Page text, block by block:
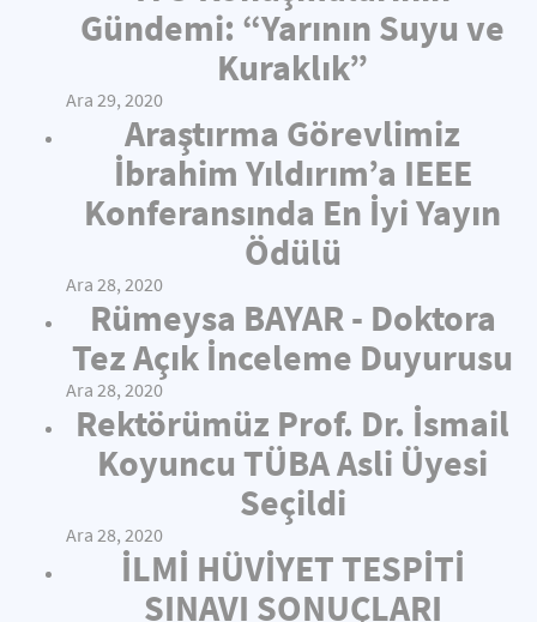
Gündemi: “Yarının Suyu ve
Kuraklık”
Ara 29, 2020
Araştırma Görevlimiz
İbrahim Yıldırım’a IEEE
Konferansında En İyi Yayın
Ödülü
Ara 28, 2020
Rümeysa BAYAR - Doktora
Tez Açık İnceleme Duyurusu
Ara 28, 2020
Rektörümüz Prof. Dr. İsmail
Koyuncu TÜBA Asli Üyesi
Seçildi
Ara 28, 2020
İLMİ HÜVİYET TESPİTİ
SINAVI SONUÇLARI